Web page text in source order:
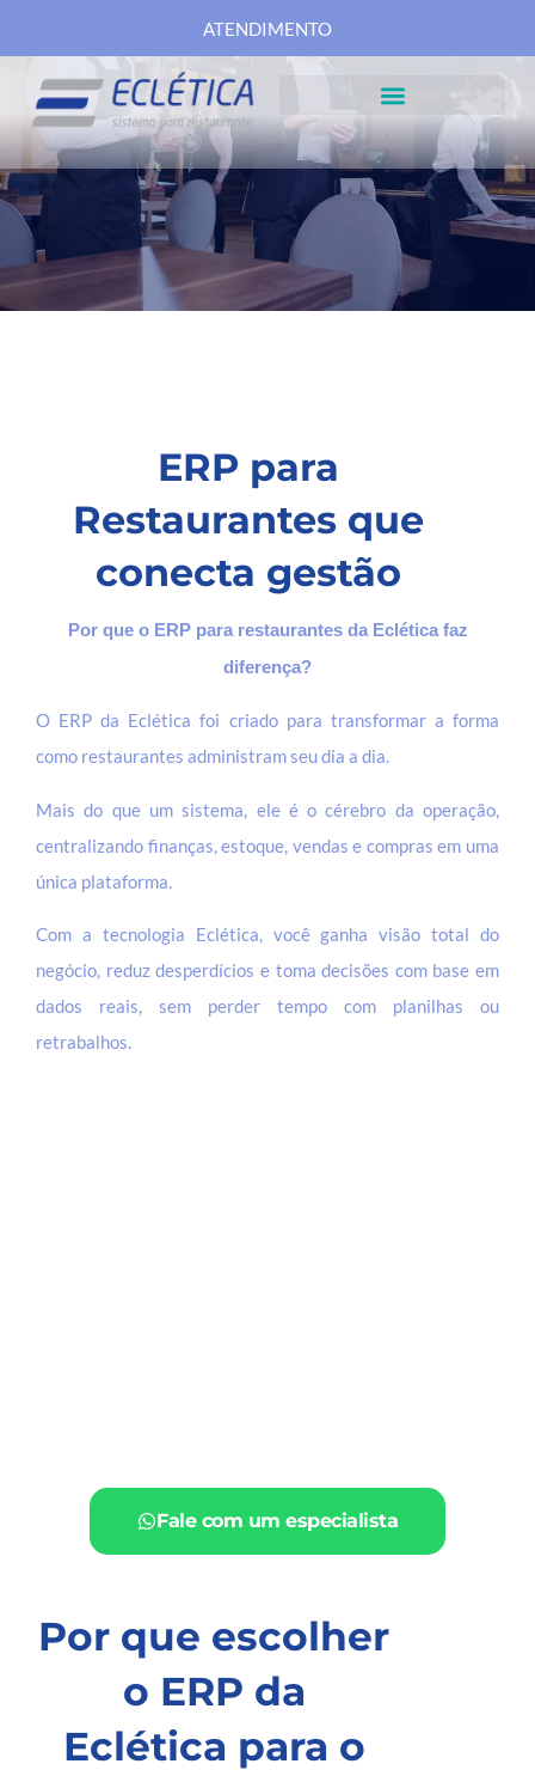
ATENDIMENTO
ERP para
Restaurantes que
conecta gestão
Por que o ERP para restaurantes da Eclética faz
diferença?
O ERP da Eclética foi criado para transformar a forma
como restaurantes administram seu dia a dia.
Mais do que um sistema, ele é o cérebro da operação,
centralizando finanças, estoque, vendas e compras em uma
única plataforma.
Com a tecnologia Eclética, você ganha visão total do
negócio, reduz desperdícios e toma decisões com base em
dados reais, sem perder tempo com planilhas ou
retrabalhos.
Fale com um especialista
Por que escolher
o ERP da
Eclética para o